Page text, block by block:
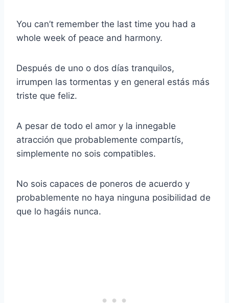
You can’t remember the last time you had a
whole week of peace and harmony.
Después de uno o dos días tranquilos,
irrumpen las tormentas y en general estás más
triste que feliz.
A pesar de todo el amor y la innegable
atracción que probablemente compartís,
simplemente no sois compatibles.
No sois capaces de poneros de acuerdo y
probablemente no haya ninguna posibilidad de
que lo hagáis nunca.